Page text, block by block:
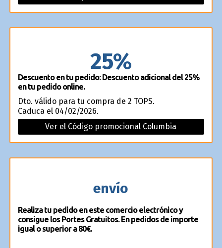
25%
Descuento en tu pedido: Descuento adicional del 25%
en tu pedido online.
Dto. válido para tu compra de 2 TOPS.
Caduca el 04/02/2026.
Ver el Código promocional Columbia
envío
Realiza tu pedido en este comercio electrónico y
consigue los Portes Gratuitos. En pedidos de importe
igual o superior a 80€.